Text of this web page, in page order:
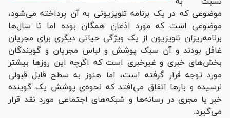
موضوعی که در یک برنامه تلویزیونی به آن پرداخته می‌شود،
موضوعی است که مورد اذعان همگان بوده اما تا سال‌ها
برنامه‌ریزان تلویزیون از یک ویژگی حیاتی دیگری برای مجریان
غافل بودند و آن سبک پوشش و لباس مجریان و گویندگان
بخش‌های خبری و غیرخبری است که اگرچه این روزها بیشتر
مورد توجه قرار گرفته است، اما هنوز به سطح قابل قبولی
نرسیده و بارها اتفاق می‌افتد که نحوه‌ی پوشش یک گوینده
خبر یا مجری در رسانه‌ها و شبکه‌های اجتماعی مورد نقد قرار
می‌گیرد.